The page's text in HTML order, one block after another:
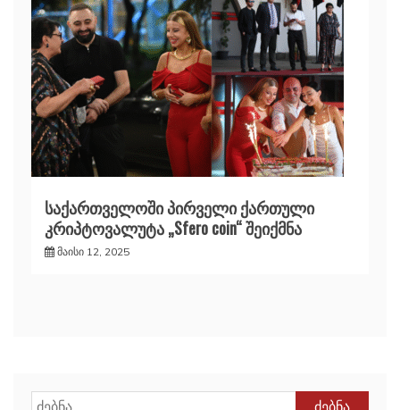
საქართველოში პირველი ქართული
კრიპტოვალუტა „Sfero coin“ შეიქმნა
მაისი 12, 2025
ძებნა: